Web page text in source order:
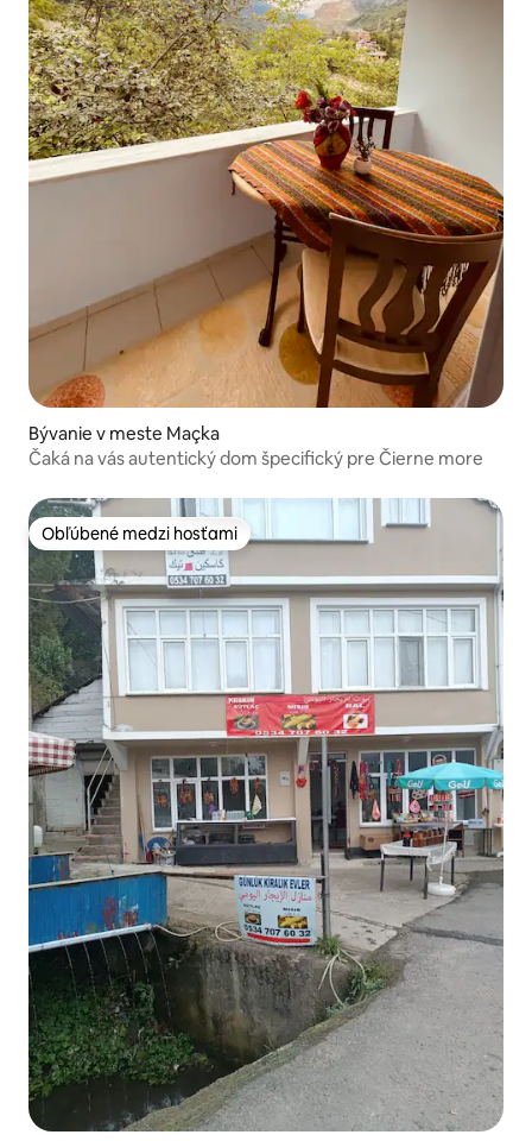
Bývanie v meste Maçka
Čaká na vás autentický dom špecifický pre Čierne more
Obľúbené medzi hosťami
Obľúbené medzi hosťami